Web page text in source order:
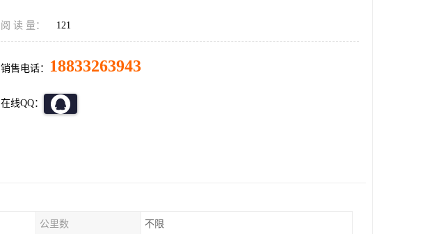
阅 读 量： 121
销售电话： 18833263943
在线QQ：
公里数 不限